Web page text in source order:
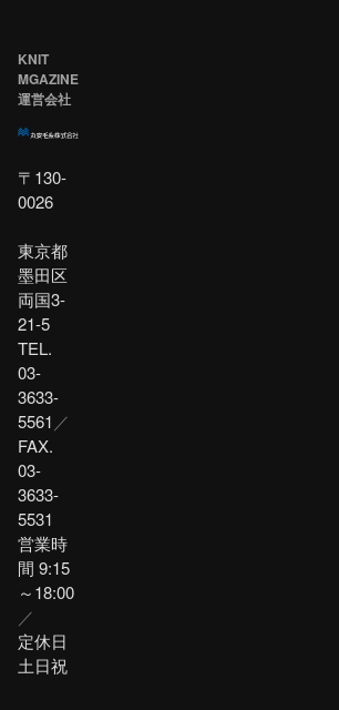
KNIT
MGAZINE
運営会社
〒130-
0026
東京都
墨田区
両国3-
21-5
TEL.
03-
3633-
5561 ／
FAX.
03-
3633-
5531
営業時
間 9:15
～18:00
／
定休日
土日祝